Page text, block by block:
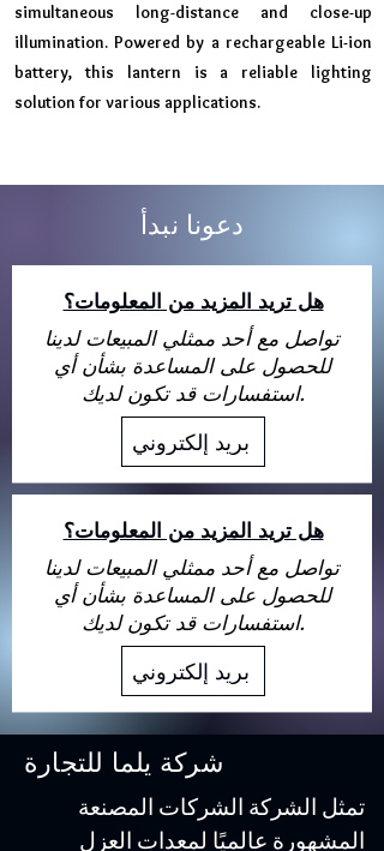
simultaneous long-distance and close-up
illumination. Powered by a rechargeable Li-ion
battery, this lantern is a reliable lighting
solution for various applications.
دعونا نبدأ
هل تريد المزيد من المعلومات؟
تواصل مع أحد ممثلي المبيعات لدينا
للحصول على المساعدة بشأن أي
استفسارات قد تكون لديك.
بريد إلكتروني
هل تريد المزيد من المعلومات؟
تواصل مع أحد ممثلي المبيعات لدينا
للحصول على المساعدة بشأن أي
استفسارات قد تكون لديك.
بريد إلكتروني
شركة يلما للتجارة
تمثل الشركة الشركات المصنعة
المشهورة عالميًا لمعدات العزل